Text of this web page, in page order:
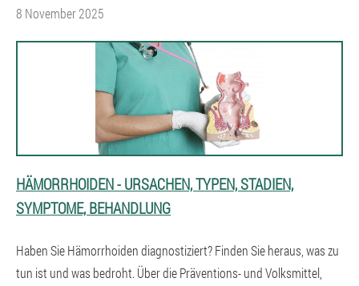
8 November 2025
HÄMORRHOIDEN - URSACHEN, TYPEN, STADIEN,
SYMPTOME, BEHANDLUNG
Haben Sie Hämorrhoiden diagnostiziert? Finden Sie heraus, was zu
tun ist und was bedroht. Über die Präventions- und Volksmittel,